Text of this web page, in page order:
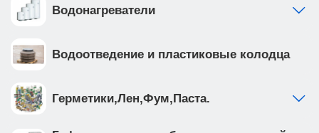
Водонагреватели
Водоотведение и пластиковые колодца
Герметики,Лен,Фум,Паста.